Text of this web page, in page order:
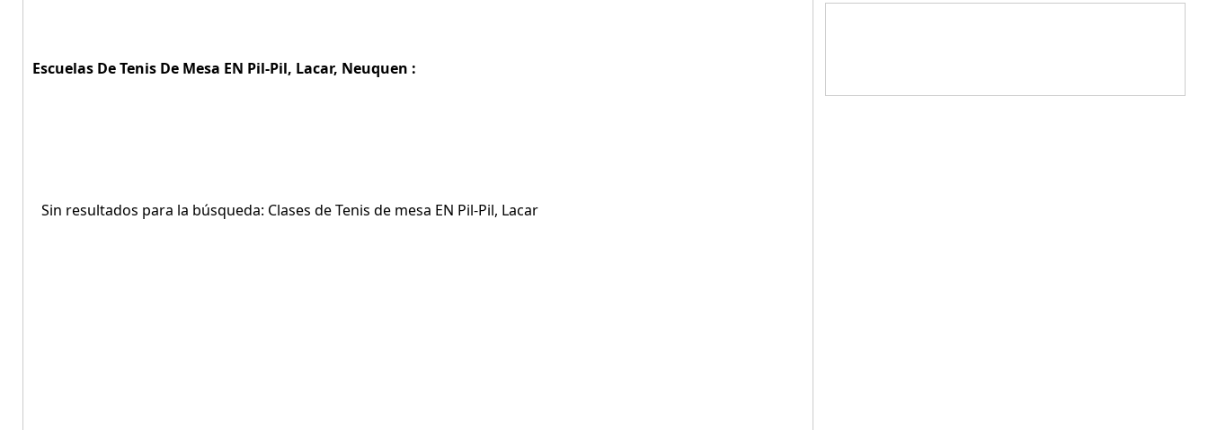
Escuelas De Tenis De Mesa EN Pil-Pil, Lacar, Neuquen :
Sin resultados para la búsqueda: Clases de Tenis de mesa EN Pil-Pil, Lacar